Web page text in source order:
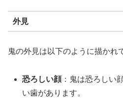
外見
鬼の外見は以下のように描かれ
恐ろしい顔：鬼は恐ろしい
い歯があります。